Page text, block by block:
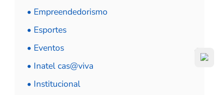
• Empreendedorismo
• Esportes
• Eventos
• Inatel cas@viva
• Institucional